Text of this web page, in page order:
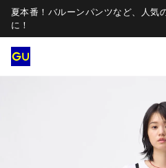
夏本番！バルーンパンツなど、人気
に！